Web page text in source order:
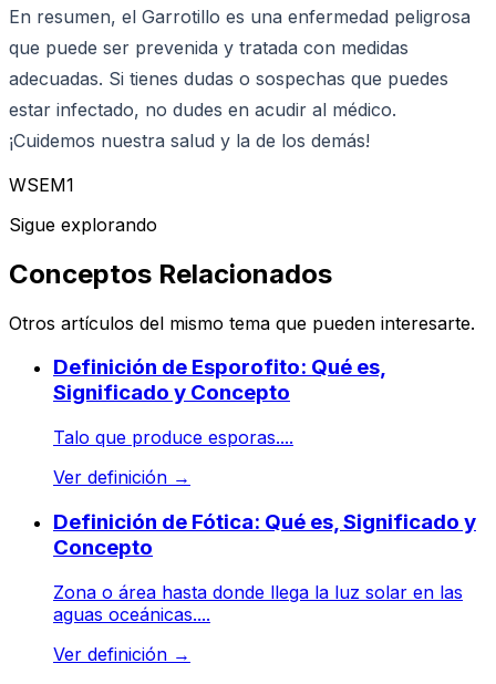
En resumen, el Garrotillo es una enfermedad peligrosa
que puede ser prevenida y tratada con medidas
adecuadas. Si tienes dudas o sospechas que puedes
estar infectado, no dudes en acudir al médico.
¡Cuidemos nuestra salud y la de los demás!
WSEM1
Sigue explorando
Conceptos Relacionados
Otros artículos del mismo tema que pueden interesarte.
Definición de Esporofito: Qué es,
Significado y Concepto
Talo que produce esporas....
Ver definición →
Definición de Fótica: Qué es, Significado y
Concepto
Zona o área hasta donde llega la luz solar en las
aguas oceánicas....
Ver definición →